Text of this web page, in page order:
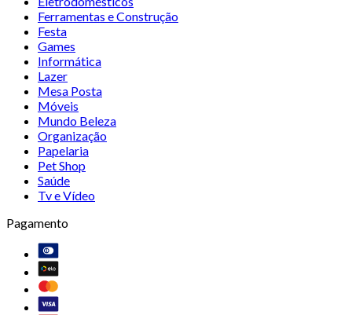
Ferramentas e Construção
Festa
Games
Informática
Lazer
Mesa Posta
Móveis
Mundo Beleza
Organização
Papelaria
Pet Shop
Saúde
Tv e Vídeo
Pagamento